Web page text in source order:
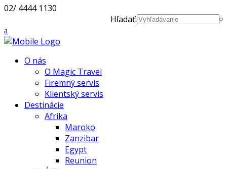
02/ 4444 1130
Hľadať:
O nás
O Magic Travel
Firemný servis
Klientský servis
Destinácie
Afrika
Maroko
Zanzibar
Egypt
Reunion